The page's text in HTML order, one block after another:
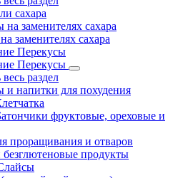
сахара
заменителях сахара
заменителях сахара
Перекусы
Перекусы
раздел
и напитки для похудения
фруктовые, ореховые и
проращивания и отваров
продукты